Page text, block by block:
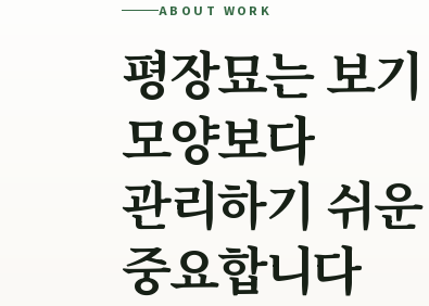
ABOUT WORK
평장묘는 보
모양보다
관리하기 쉬
중요합니다